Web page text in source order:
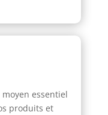
essentiel
produits et